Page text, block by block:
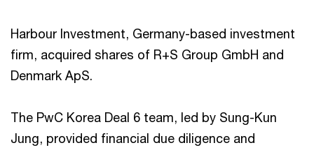
Harbour Investment, Germany-based investment
firm, acquired shares of R+S Group GmbH and
Denmark ApS.
The PwC Korea Deal 6 team, led by Sung-Kun
Jung, provided financial due diligence and